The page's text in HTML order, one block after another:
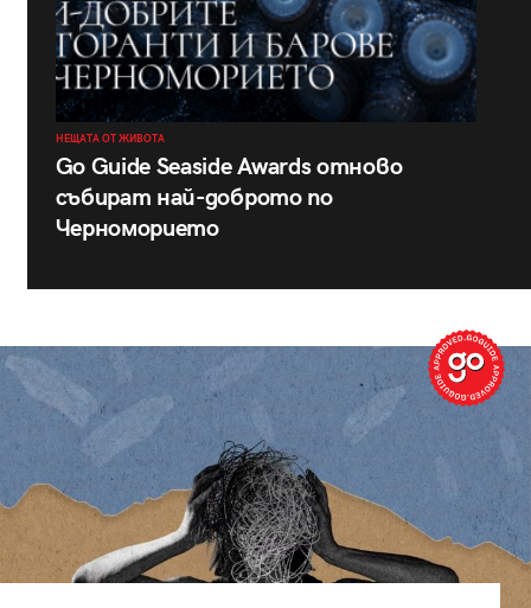
НЕЩАТА ОТ ЖИВОТА
Go Guide Seaside Awards отново
събират най-доброто по
Черноморието